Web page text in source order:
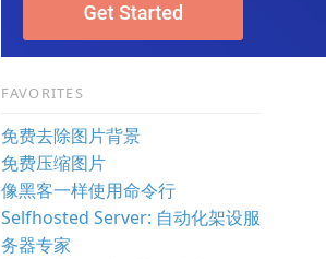
FAVORITES
免费去除图片背景
免费压缩图片
像黑客一样使用命令行
Selfhosted Server: 自动化架设服
务器专家